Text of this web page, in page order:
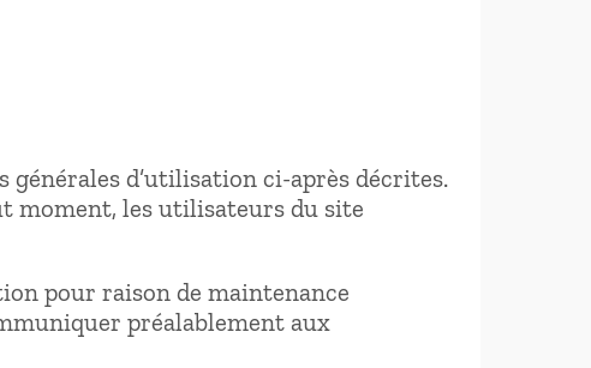
d’utilisation ci-après décrites.
moment, les utilisateurs du site
pour raison de maintenance
préalablement aux